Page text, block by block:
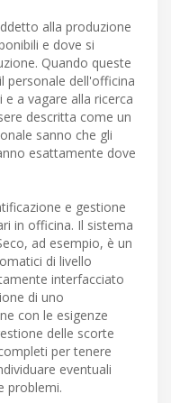
alla produzione
e dove si
Quando queste
personale dell'officina
a vagare alla ricerca
descritta come un
sanno che gli
esattamente dove
e gestione
in officina. Il sistema
ad esempio, è un
di livello
interfacciato
di uno
con le esigenze
delle scorte
per tenere
eventuali
problemi.